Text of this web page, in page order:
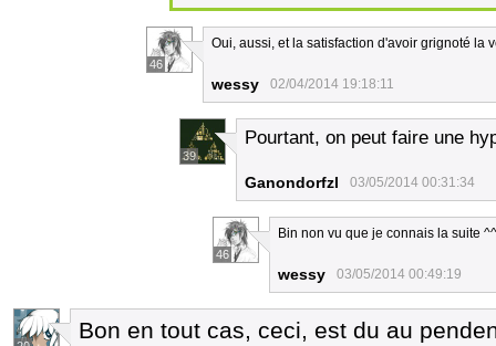
46
Oui, aussi, et la satisfaction d'avoir grignoté la
wessy 02/04/2014 19:18:11
39
Pourtant, on peut faire une
Ganondorfzl 03/05/2014 00:31:34
46
Bin non vu que je connais la suite ^^
wessy 03/05/2014 00:49:19
Bon en tout cas, ceci, est du au